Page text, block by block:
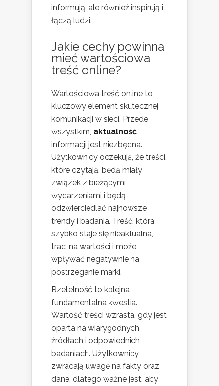
informują, ale również inspirują i
łączą ludzi.
Jakie cechy powinna
mieć wartościowa
treść online?
Wartościowa treść online to
kluczowy element skutecznej
komunikacji w sieci. Przede
wszystkim, aktualność
informacji jest niezbędna.
Użytkownicy oczekują, że treści,
które czytają, będą miały
związek z bieżącymi
wydarzeniami i będą
odzwierciedlać najnowsze
trendy i badania. Treść, która
szybko staje się nieaktualna,
traci na wartości i może
wpływać negatywnie na
postrzeganie marki.
Rzetelność to kolejna
fundamentalna kwestia.
Wartość treści wzrasta, gdy jest
oparta na wiarygodnych
źródłach i odpowiednich
badaniach. Użytkownicy
zwracają uwagę na fakty oraz
dane, dlatego ważne jest, aby